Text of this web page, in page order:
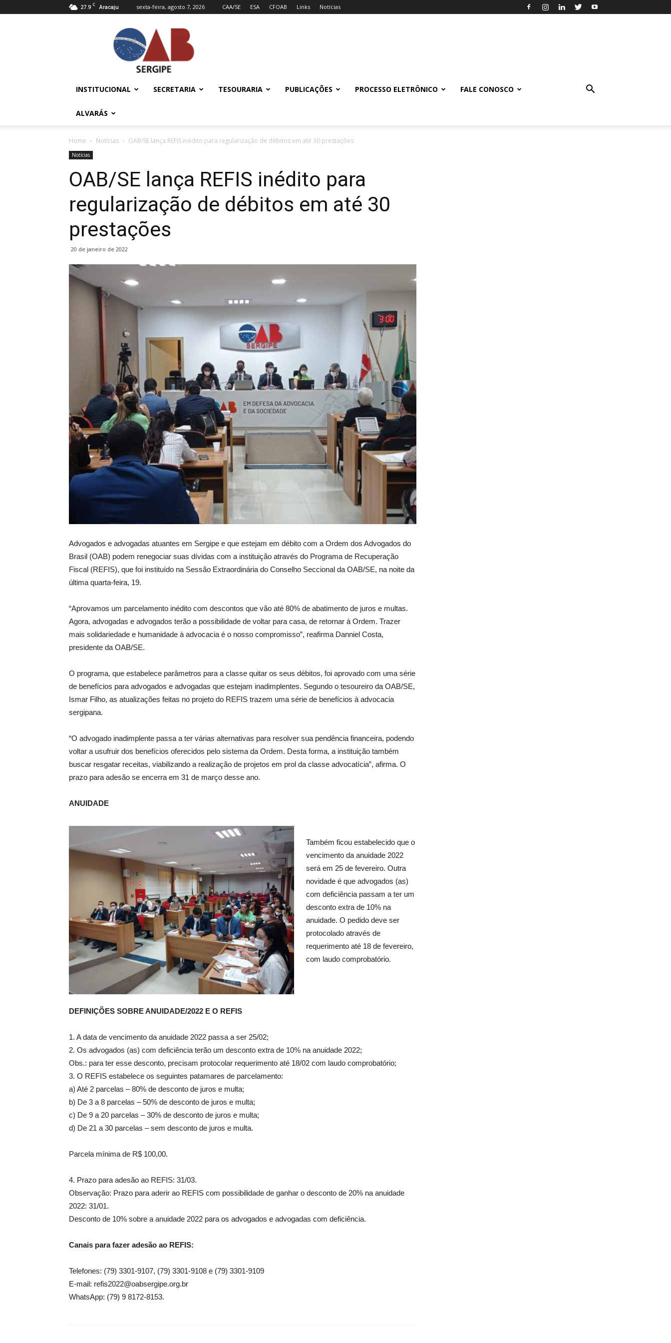
27.9 C Aracaju sexta-feira, agosto 7, 2026 CAA/SE ESA CFOAB Links Notícias
OAB/SE
Ordem
do
INSTITUCIONAL SECRETARIA TESOURARIA PUBLICAÇÕES PROCESSO ELETRÔNICO FALE CONOSCO
ALVARÁS
Home Notícias OAB/SE lança REFIS inédito para regularização de débitos em até 30 prestações
Notícias
OAB/SE lança REFIS inédito para
regularização de débitos em até 30
prestações
20 de janeiro de 2022
Advogados e advogadas atuantes em Sergipe e que estejam em débito com a Ordem dos Advogados do
Brasil (OAB) podem renegociar suas dívidas com a instituição através do Programa de Recuperação
Fiscal (REFIS), que foi instituído na Sessão Extraordinária do Conselho Seccional da OAB/SE, na noite da
última quarta-feira, 19.
“Aprovamos um parcelamento inédito com descontos que vão até 80% de abatimento de juros e multas.
Agora, advogadas e advogados terão a possibilidade de voltar para casa, de retornar à Ordem. Trazer
mais solidariedade e humanidade à advocacia é o nosso compromisso”, reafirma Danniel Costa,
presidente da OAB/SE.
O programa, que estabelece parâmetros para a classe quitar os seus débitos, foi aprovado com uma série
de benefícios para advogados e advogadas que estejam inadimplentes. Segundo o tesoureiro da OAB/SE,
Ismar Filho, as atualizações feitas no projeto do REFIS trazem uma série de benefícios à advocacia
sergipana.
“O advogado inadimplente passa a ter várias alternativas para resolver sua pendência financeira, podendo
voltar a usufruir dos benefícios oferecidos pelo sistema da Ordem. Desta forma, a instituição também
buscar resgatar receitas, viabilizando a realização de projetos em prol da classe advocatícia”, afirma. O
prazo para adesão se encerra em 31 de março desse ano.
ANUIDADE
Também ficou estabelecido que o
vencimento da anuidade 2022
será em 25 de fevereiro. Outra
novidade é que advogados (as)
com deficiência passam a ter um
desconto extra de 10% na
anuidade. O pedido deve ser
protocolado através de
requerimento até 18 de fevereiro,
com laudo comprobatório.
DEFINIÇÕES SOBRE ANUIDADE/2022 E O REFIS
1. A data de vencimento da anuidade 2022 passa a ser 25/02;
2. Os advogados (as) com deficiência terão um desconto extra de 10% na anuidade 2022;
Obs.: para ter esse desconto, precisam protocolar requerimento até 18/02 com laudo comprobatório;
3. O REFIS estabelece os seguintes patamares de parcelamento:
a) Até 2 parcelas – 80% de desconto de juros e multa;
b) De 3 a 8 parcelas – 50% de desconto de juros e multa;
c) De 9 a 20 parcelas – 30% de desconto de juros e multa;
d) De 21 a 30 parcelas – sem desconto de juros e multa.
Parcela mínima de R$ 100,00.
4. Prazo para adesão ao REFIS: 31/03.
Observação: Prazo para aderir ao REFIS com possibilidade de ganhar o desconto de 20% na anuidade
2022: 31/01.
Desconto de 10% sobre a anuidade 2022 para os advogados e advogadas com deficiência.
Canais para fazer adesão ao REFIS:
Telefones: (79) 3301-9107, (79) 3301-9108 e (79) 3301-9109
E-mail: refis2022@oabsergipe.org.br
WhatsApp: (79) 9 8172-8153.